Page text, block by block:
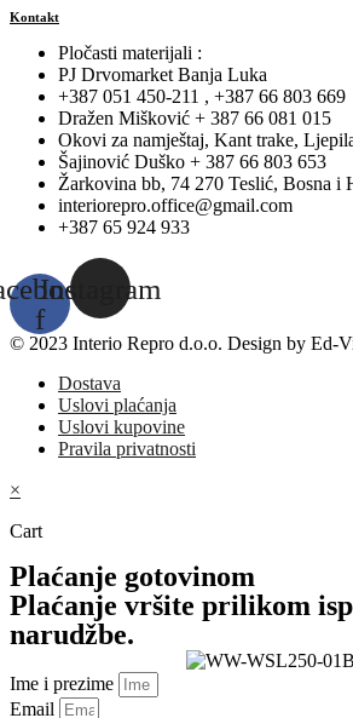
Kontakt
Pločasti materijali :
PJ Drvomarket Banja Luka
+387 051 450-211 , +387 66 803 669
Dražen Mišković + 387 66 081 015
Okovi za namještaj, Kant trake,
Šajinović Duško + 387 66 803 653
Žarkovina bb, 74 270 Teslić, Bosna i
interiorepro.office@gmail.com
+387 65 924 933
f
Instagram
© 2023 Interio Repro d.o.o. Design by Ed-
Dostava
Uslovi plaćanja
Uslovi kupovine
Pravila privatnosti
×
Cart
Plaćanje gotovinom
Plaćanje vršite prilikom
narudžbe.
Ime i prezime
Email